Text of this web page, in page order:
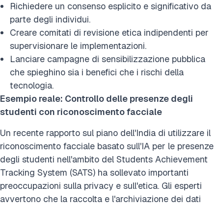
Richiedere un consenso esplicito e significativo da
parte degli individui.
Creare comitati di revisione etica indipendenti per
supervisionare le implementazioni.
Lanciare campagne di sensibilizzazione pubblica
che spieghino sia i benefici che i rischi della
tecnologia.
Esempio reale: Controllo delle presenze degli
studenti con riconoscimento facciale
Un recente rapporto sul piano dell'India di utilizzare il
riconoscimento facciale basato sull'IA per le presenze
degli studenti nell'ambito del Students Achievement
Tracking System (SATS) ha sollevato importanti
preoccupazioni sulla privacy e sull'etica. Gli esperti
avvertono che la raccolta e l'archiviazione dei dati